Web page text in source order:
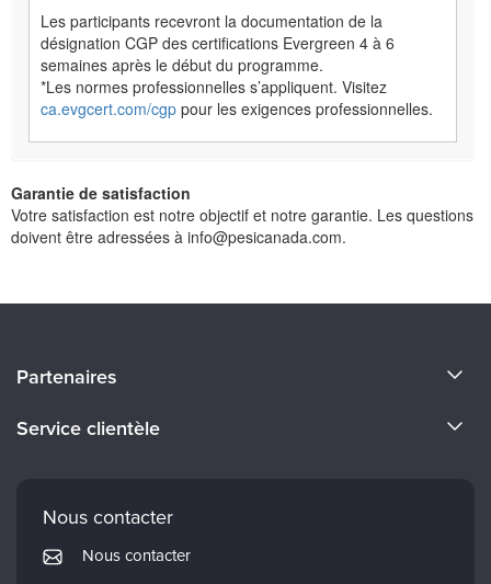
Les participants recevront la documentation de la
désignation CGP des certifications Evergreen 4 à 6
semaines après le début du programme.
*Les normes professionnelles s’appliquent. Visitez
ca.evgcert.com/cgp pour les exigences professionnelles.
Garantie de satisfaction
Votre satisfaction est notre objectif et notre garantie. Les questions
doivent être adressées à info@pesicanada.com.
Carrières
Partenaires
Therapist.com
Service clientèle
Mon compte
Nous contacter
Nous contacter